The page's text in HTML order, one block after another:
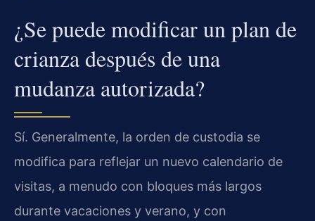
¿Se puede modificar un plan de
crianza después de una
mudanza autorizada?
Sí. Generalmente, la orden de custodia se
modifica para reflejar un nuevo calendario de
visitas, a menudo con bloques más largos
durante vacaciones y verano, y con